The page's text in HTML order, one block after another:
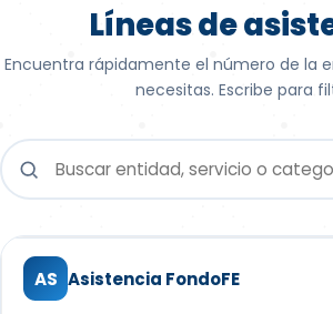
Líneas de
Encuentra rápidamente el número de la
necesitas. Escribe para
AS Asistencia FondoFE